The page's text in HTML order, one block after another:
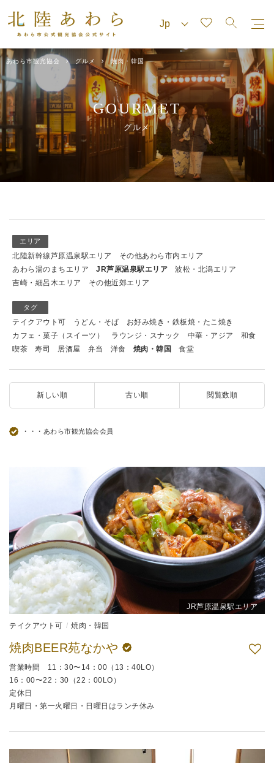
あわら市観光協会 グルメ 焼肉・韓国
GOURMET
グルメ
エリア
北陸新幹線芦原温泉駅エリア
その他あわら市内エリア
あわら湯のまちエリア
JR芦原温泉駅エリア
波松・北潟エリア
吉崎・細呂木エリア
その他近郊エリア
タグ
テイクアウト可 うどん・そば
お好み焼き・鉄板焼・たこ焼き
カフェ・菓子（スイーツ）
ラウンジ・スナック 中華・アジア
和食
喫茶
寿司 居酒屋 弁当 洋食 焼肉・韓国 食堂
新しい順 古い順 閲覧数順
・・・あわら市観光協会会員
JR芦原温泉駅エリア
テイクアウト可 焼肉・韓国
焼肉BEER苑なかや
営業時間 11：30〜14：00（13：40LO）
16：00〜22：30（22：00LO）
定休日
月曜日・第一火曜日・日曜日はランチ休み